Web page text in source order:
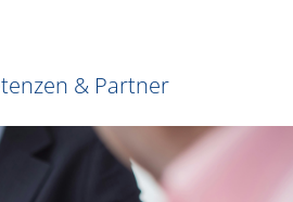
& Partner